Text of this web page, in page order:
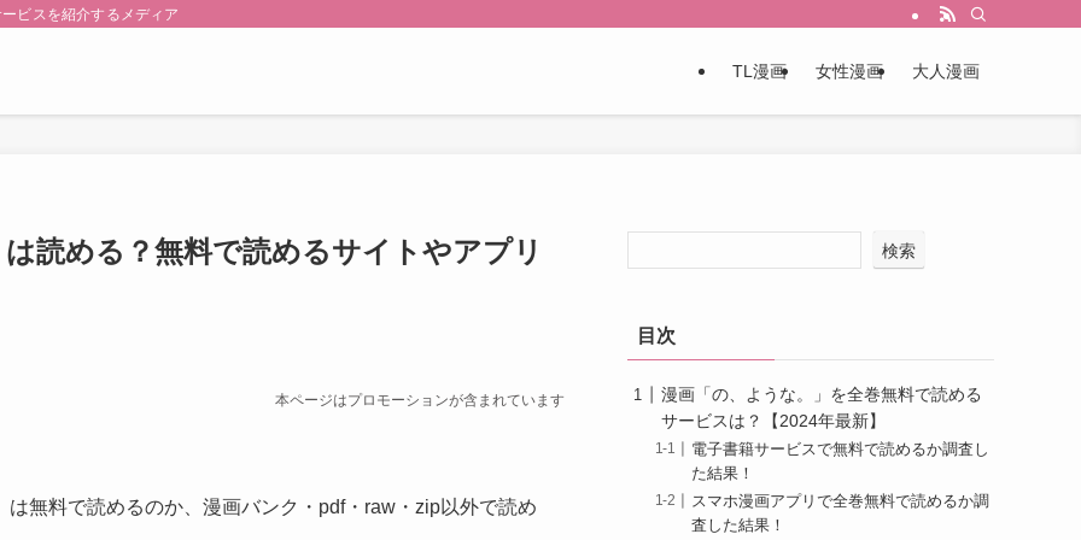
ビスを紹介するメディア
TL漫画 女性漫画 大人漫画
読める？無料で読めるサイトやアプリ
本ページはプロモーションが含まれています
無料で読めるのか、漫画バンク・pdf・raw・zip以外で読め
検索
目次
漫画「の、ような。」を全巻無料で読める
サービスは？【2024年最新】
電子書籍サービスで無料で読めるか調査し
た結果！
スマホ漫画アプリで全巻無料で読めるか調
査した結果！